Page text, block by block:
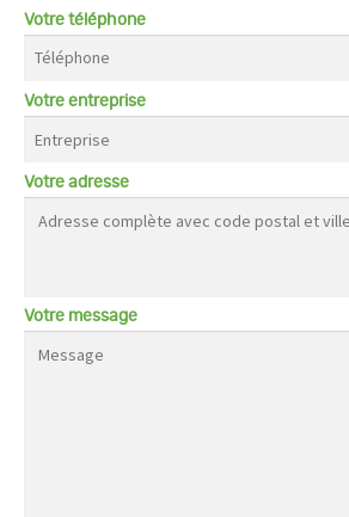
Votre téléphone
Votre entreprise
Votre adresse
Votre message